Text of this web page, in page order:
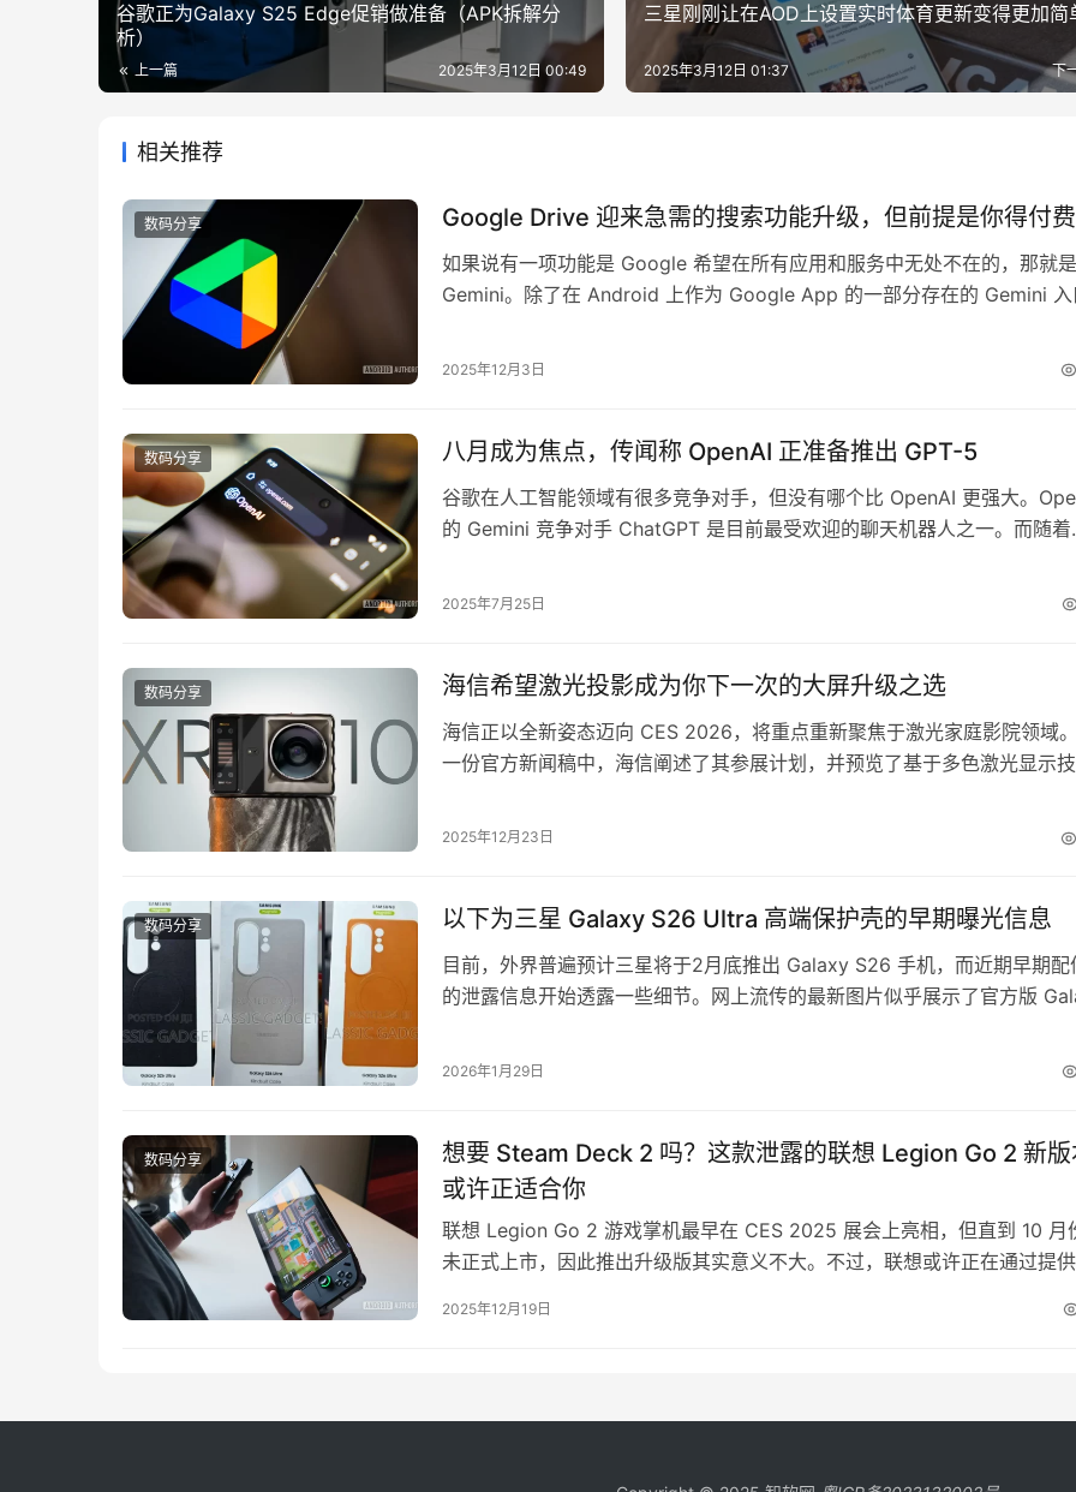
谷歌正为Galaxy S25 Edge促销做准备（APK拆解分
析）
上一篇 2025年3月12日 00:49
三星刚刚让在AOD上设置实时体育更新变得更加简
下
2025年3月12日 01:37
相关推荐
数码分享 Google Drive 迎来急需的搜索功能升级，但前提是你得付费
如果说有一项功能是 Google 希望在所有应用和服务中无处不在的，那就是
Gemini。除了在 Android 上作为 Google App 的一部分存在的 Gemini 入
应用中，包括 Messages、Photos、Home 等。对于 Workspace 用户，
2025年12月3日
数码分享 八月成为焦点，传闻称 OpenAI 正准备推出 GPT-5
谷歌在人工智能领域有很多竞争对手，但没有哪个比 OpenAI 更强大。
的 Gemini 竞争对手 ChatGPT 是目前最受欢迎的聊天机器人之一。而随着
道指出 OpenAI 计划在年中推出备受期待的 GPT-5 模型，预计最有可能的发
2025年7月25日
数码分享 海信希望激光投影成为你下一次的大屏升级之选
海信正以全新姿态迈向 CES 2026，将重点重新聚焦于激光家庭影院领域
一份官方新闻稿中，海信阐述了其参展计划，并预览了基于多色激光显示技
的亮度以及更出色的色彩表现，进一步巩固激光投影作为传统大屏电视可行
2025年12月23日
数码分享 以下为三星 Galaxy S26 Ultra 高端保护壳的早期曝光信息
目前，外界普遍预计三星将于2月底推出 Galaxy S26 手机，而近期早期配
的泄露信息开始透露一些细节。网上流传的最新图片似乎展示了官方版
吸充电的猜测。 多家零售商网站和社交媒体上分享的图片（感谢
2026年1月29日
数码分享
想要 Steam Deck 2 吗？这款泄露的联想 Legion Go 2 新版
或许正适合你
联想 Legion Go 2 游戏掌机最早在 CES 2025 展会上亮相，但直到 10 月
未正式上市，因此推出升级版其实意义不大。不过，联想或许正在通过提供
据近期的一则爆料，联想可能会在 CES 2026 上公布这款 Legion Go 2 的
2025年12月19日